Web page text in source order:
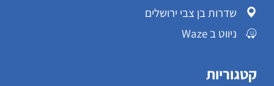
שדרות בן צבי ירושלים
ניווט ב Waze
קטגוריות